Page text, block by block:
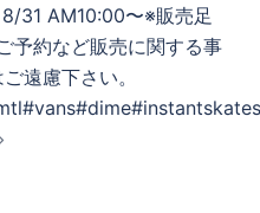
31 AM10:00〜※販売足
予約など販売に関する事
遠慮下さい。